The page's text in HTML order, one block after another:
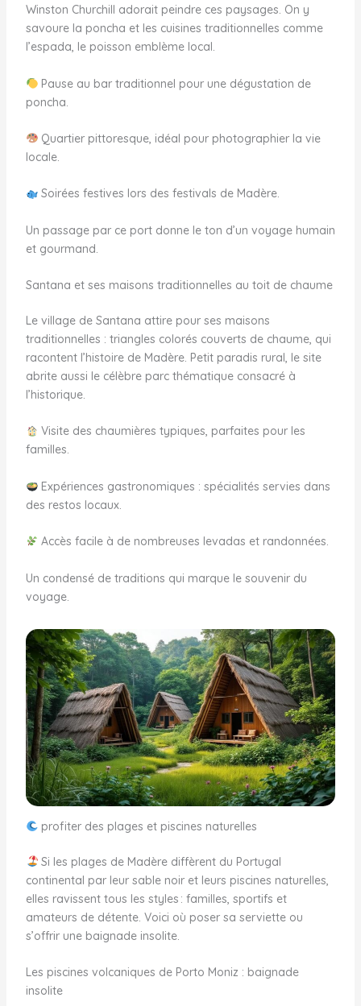
Winston Churchill adorait peindre ces paysages. On y
savoure la poncha et les cuisines traditionnelles comme
l’espada, le poisson emblème local.
Pause au bar traditionnel pour une dégustation de
poncha.
Quartier pittoresque, idéal pour photographier la vie
locale.
Soirées festives lors des festivals de Madère.
Un passage par ce port donne le ton d’un voyage humain
et gourmand.
Santana et ses maisons traditionnelles au toit de chaume
Le village de Santana attire pour ses maisons
traditionnelles : triangles colorés couverts de chaume, qui
racontent l’histoire de Madère. Petit paradis rural, le site
abrite aussi le célèbre parc thématique consacré à
l’historique.
Visite des chaumières typiques, parfaites pour les
familles.
Expériences gastronomiques : spécialités servies dans
des restos locaux.
Accès facile à de nombreuses levadas et randonnées.
Un condensé de traditions qui marque le souvenir du
voyage.
profiter des plages et piscines naturelles
Si les plages de Madère diffèrent du Portugal
continental par leur sable noir et leurs piscines naturelles,
elles ravissent tous les styles : familles, sportifs et
amateurs de détente. Voici où poser sa serviette ou
s’offrir une baignade insolite.
Les piscines volcaniques de Porto Moniz : baignade
insolite